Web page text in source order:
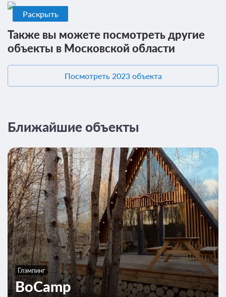
Раскрыть
Также вы можете посмотреть другие
объекты в Московской области
Посмотреть 2023 объекта
Ближайшие объекты
Глэмпинг
BoCamp